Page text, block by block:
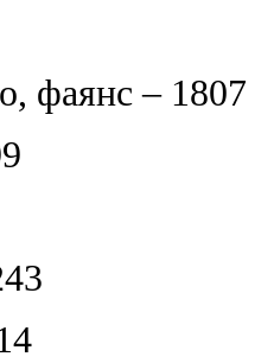
фаянс – 1807